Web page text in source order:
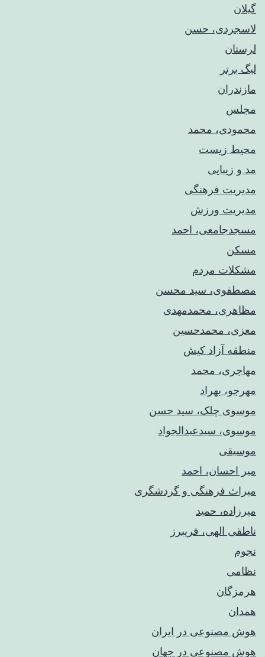
گیلان
لاسجردی، حسن
لرستان
لیگ برتر
مازندران
مجلس
محمودی، محمد
محیط زیست
مد و زیبایی
مدیریت فرهنگی
مدیریت ورزش
مسجدجامعی، احمد
مسکن
مشکلات مردم
مصطفوی، سید محسن
مظاهری، محمدمهدی
معزی، محمدحسین
منطقه آزاد کیش
مهاجری، محمد
مهرجو، بهراد
موسوی چلک، سید حسن
موسوی، سیدعبدالجواد
موسیقی
میر احسان، احمد
میراث فرهنگی و گردشگری
میرزاده، حمید
ناطقی الهی، فریبرز
نجوم
نظامی
هرمزگان
همدان
هوش مصنوعی در ایران
هوش مصنوعی در جهان